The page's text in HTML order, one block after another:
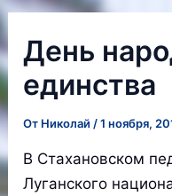
День
единства
От Николай /1 ноября,
В Стахановском
Луганского